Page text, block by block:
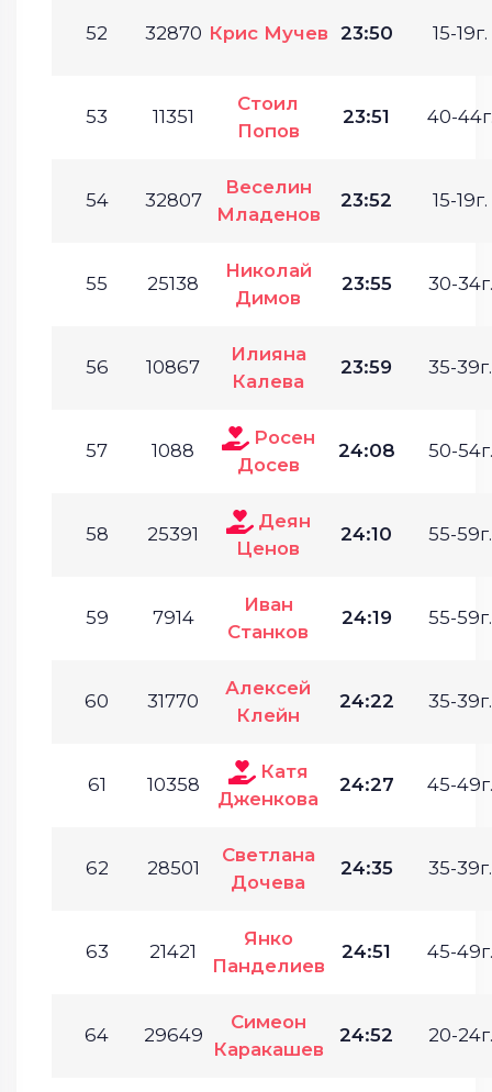
52 32870 Крис Мучев 23:50 15-19г.
53 11351
Стоил
Попов
23:51 40-
54 32807
Веселин
Младенов
23:52 15-19г.
55 25138
Николай
Димов
23:55 30-34г.
56 10867
Илияна
Калева
23:59 35-39г.
57 1088
Росен
Досев
24:08 50-54г.
58 25391
Деян
Ценов
24:10 55-59г.
59 7914
Иван
Станков
24:19 55-59г.
60 31770
Алексей
Клейн
24:22 35-39г.
61 10358
Катя
Дженкова
24:27 45-49г.
62 28501
Светлана
Дочева
24:35 35-39г.
63 21421
Янко
Панделиев
24:51 45-49г.
64 29649
Симеон
Каракашев
24:52 20-24г.